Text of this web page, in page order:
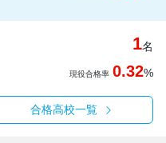
1名
現役合格率 0.32%
合格高校一覧